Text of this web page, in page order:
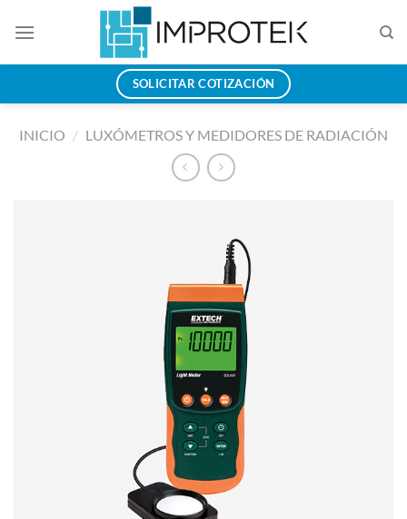
SOLICITAR COTIZACIÓN
INICIO / LUXÓMETROS Y MEDIDORES DE RADIACIÓN